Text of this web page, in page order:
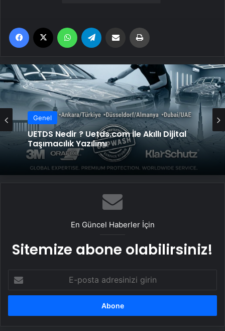
Facebook WhatsApp Email'den paylaş
Genel
UETDS Nedir ? Uetds.com İle Akıllı Dijital
Taşımacılık Yazılımı
En Güncel Haberler İçin
Sitemize abone olabilirsiniz!
posta
adresinizi